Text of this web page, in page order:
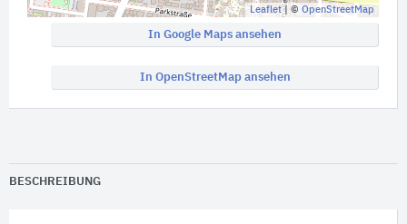
Leaflet| © OpenStreetMap
In Google Maps ansehen
In OpenStreetMap ansehen
BESCHREIBUNG